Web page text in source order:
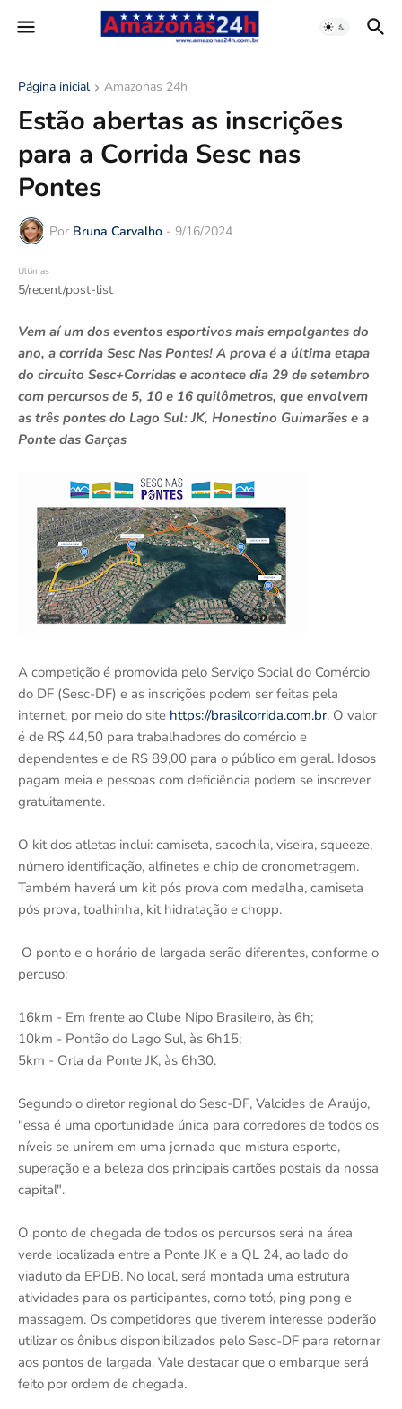
Página inicial Amazonas 24h
Estão abertas as inscrições
para a Corrida Sesc nas
Pontes
Por Bruna Carvalho - 9/16/2024
Últimas
5/recent/post-list
Vem aí um dos eventos esportivos mais empolgantes do
ano, a corrida Sesc Nas Pontes! A prova é a última etapa
do circuito Sesc+Corridas e acontece dia 29 de setembro
com percursos de 5, 10 e 16 quilômetros, que envolvem
as três pontes do Lago Sul: JK, Honestino Guimarães e a
Ponte das Garças
A competição é promovida pelo Serviço Social do Comércio
do DF (Sesc-DF) e as inscrições podem ser feitas pela
internet, por meio do site https://brasilcorrida.com.br. O valor
é de R$ 44,50 para trabalhadores do comércio e
dependentes e de R$ 89,00 para o público em geral. Idosos
pagam meia e pessoas com deficiência podem se inscrever
gratuitamente.
O kit dos atletas inclui: camiseta, sacochila, viseira, squeeze,
número identificação, alfinetes e chip de cronometragem.
Também haverá um kit pós prova com medalha, camiseta
pós prova, toalhinha, kit hidratação e chopp.
O ponto e o horário de largada serão diferentes, conforme o
percuso:
16km - Em frente ao Clube Nipo Brasileiro, às 6h;
10km - Pontão do Lago Sul, às 6h15;
5km - Orla da Ponte JK, às 6h30.
Segundo o diretor regional do Sesc-DF, Valcides de Araújo,
"essa é uma oportunidade única para corredores de todos os
níveis se unirem em uma jornada que mistura esporte,
superação e a beleza dos principais cartões postais da nossa
capital".
O ponto de chegada de todos os percursos será na área
verde localizada entre a Ponte JK e a QL 24, ao lado do
viaduto da EPDB. No local, será montada uma estrutura
atividades para os participantes, como totó, ping pong e
massagem. Os competidores que tiverem interesse poderão
utilizar os ônibus disponibilizados pelo Sesc-DF para retornar
aos pontos de largada. Vale destacar que o embarque será
feito por ordem de chegada.